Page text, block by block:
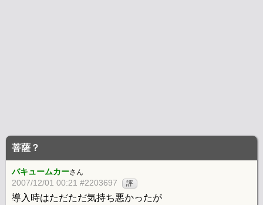
菩薩？
バキュームカーさん
2007/12/01 00:21 #2203697 評
導入時はただただ気持ち悪かったが